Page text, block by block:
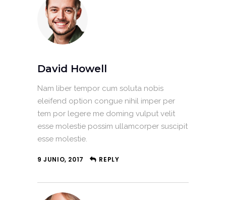
David Howell
Nam liber tempor cum soluta nobis
eleifend option congue nihil imper per
tem por legere me doming vulput velit
esse molestie possim ullamcorper suscipit
esse molestie.
9 JUNIO, 2017 REPLY